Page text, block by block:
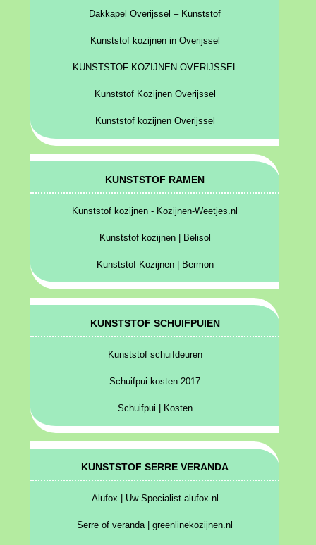
Dakkapel Overijssel – Kunststof
Kunststof kozijnen in Overijssel
KUNSTSTOF KOZIJNEN OVERIJSSEL
Kunststof Kozijnen Overijssel
Kunststof kozijnen Overijssel
KUNSTSTOF RAMEN
Kunststof kozijnen - Kozijnen-Weetjes.nl
Kunststof kozijnen | Belisol
Kunststof Kozijnen | Bermon
KUNSTSTOF SCHUIFPUIEN
Kunststof schuifdeuren
Schuifpui kosten 2017
Schuifpui | Kosten
KUNSTSTOF SERRE VERANDA
Alufox | Uw Specialist alufox.nl
Serre of veranda | greenlinekozijnen.nl